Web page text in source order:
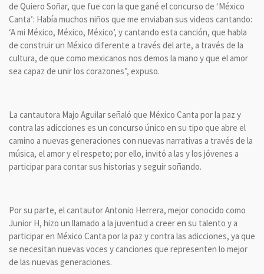
de Quiero Soñar, que fue con la que gané el concurso de ‘México
Canta’: Había muchos niños que me enviaban sus videos cantando:
‘A mi México, México, México’, y cantando esta canción, que habla
de construir un México diferente a través del arte, a través de la
cultura, de que como mexicanos nos demos la mano y que el amor
sea capaz de unir los corazones”, expuso.
La cantautora Majo Aguilar señaló que México Canta por la paz y
contra las adicciones es un concurso único en su tipo que abre el
camino a nuevas generaciones con nuevas narrativas a través de la
música, el amor y el respeto; por ello, invitó a las y los jóvenes a
participar para contar sus historias y seguir soñando.
Por su parte, el cantautor Antonio Herrera, mejor conocido como
Junior H, hizo un llamado a la juventud a creer en su talento y a
participar en México Canta por la paz y contra las adicciones, ya que
se necesitan nuevas voces y canciones que representen lo mejor
de las nuevas generaciones.